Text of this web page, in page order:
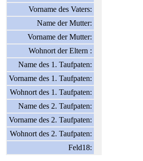
Vorname des Vaters:
Name der Mutter:
Vorname der Mutter:
Wohnort der Eltern :
Name des 1. Taufpaten:
Vorname des 1. Taufpaten:
Wohnort des 1. Taufpaten:
Name des 2. Taufpaten:
Vorname des 2. Taufpaten:
Wohnort des 2. Taufpaten:
Feld18: